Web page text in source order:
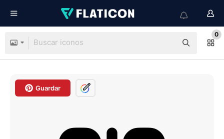
0
Guardar